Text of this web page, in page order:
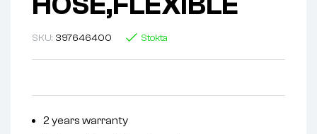
SKU: 397646400 Stokta
2 years warranty